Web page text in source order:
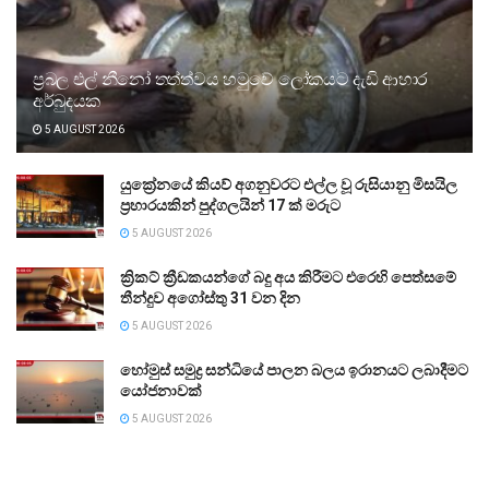
ප්‍රබල එල් නීනෝ තත්ත්වය හමුවේ ලෝකයට දැඩි ආහාර
අර්බුදයක
5 AUGUST 2026
යුක්‍රේනයේ කියව් අගනුවරට එල්ල වූ රුසියානු මිසයිල
ප්‍රහාරයකින් පුද්ගලයින් 17 ක් මරුට
5 AUGUST 2026
ක්‍රිකට් ක්‍රීඩකයන්ගේ බදු අය කිරීමට එරෙහි පෙත්සමේ
තීන්දුව අගෝස්තු 31 වන දින
5 AUGUST 2026
හෝමුස් සමුද්‍ර සන්ධියේ පාලන බලය ඉරානයට ලබාදීමට
යෝජනාවක්
5 AUGUST 2026